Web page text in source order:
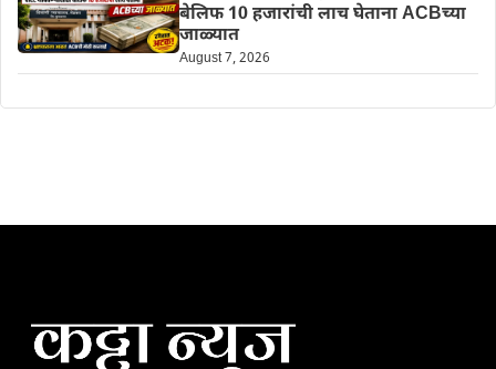
बेलिफ 10 हजारांची लाच घेताना ACBच्या
जाळ्यात
August 7, 2026